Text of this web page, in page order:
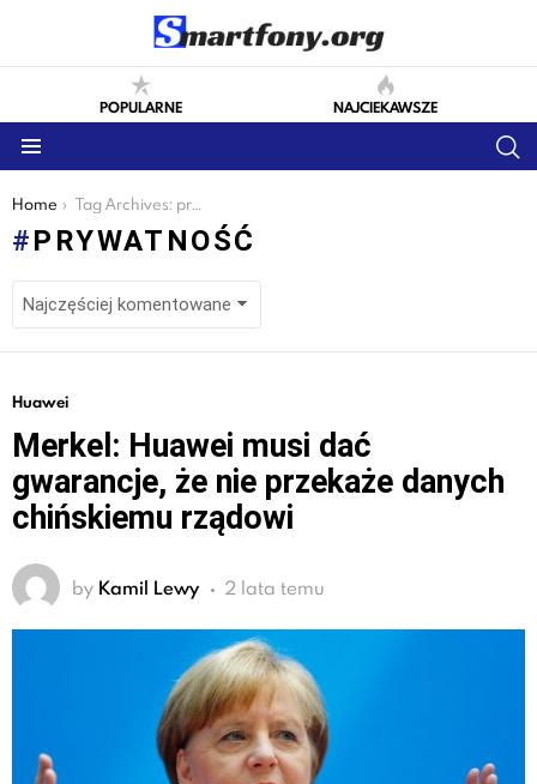
POPULARNE NAJCIEKAWSZE
You are here:
Home Tag Archives: prywatność
PRYWATNOŚĆ
LATEST
Huawei
Merkel: Huawei musi dać
gwarancje, że nie przekaże danych
chińskiemu rządowi
by Kamil Lewy 2 lata temu